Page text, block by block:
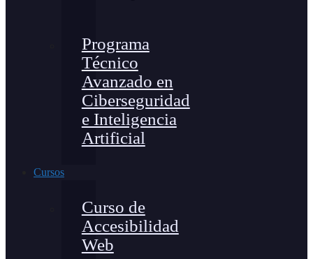
Programa
Técnico
Avanzado en
Ciberseguridad
e Inteligencia
Artificial
Cursos
Curso de
Accesibilidad
Web